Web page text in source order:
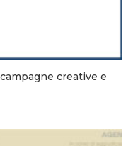
creative e